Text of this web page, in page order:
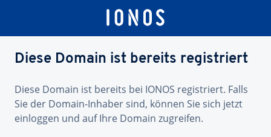
Diese Domain ist bereits registriert
Diese Domain ist bereits bei IONOS registriert. Falls
Sie der Domain-Inhaber sind, können Sie sich jetzt
einloggen und auf Ihre Domain zugreifen.